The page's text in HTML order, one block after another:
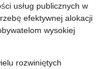
usług publicznych w
efektywnej alokacji
wysokiej
rozwiniętych